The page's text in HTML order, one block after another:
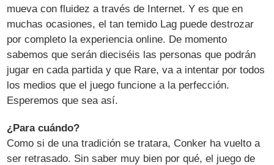
mueva con fluidez a través de Internet. Y es que en
muchas ocasiones, el tan temido Lag puede destrozar
por completo la experiencia online. De momento
sabemos que serán dieciséis las personas que podrán
jugar en cada partida y que Rare, va a intentar por todos
los medios que el juego funcione a la perfección.
Esperemos que sea así.
¿Para cuándo?
Como si de una tradición se tratara, Conker ha vuelto a
ser retrasado. Sin saber muy bien por qué, el juego de